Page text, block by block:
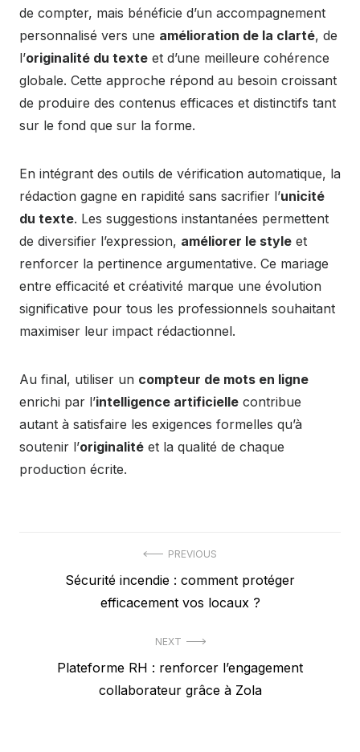
de compter, mais bénéficie d’un accompagnement
personnalisé vers une amélioration de la clarté, de
l’originalité du texte et d’une meilleure cohérence
globale. Cette approche répond au besoin croissant
de produire des contenus efficaces et distinctifs tant
sur le fond que sur la forme.
En intégrant des outils de vérification automatique, la
rédaction gagne en rapidité sans sacrifier l’unicité
du texte. Les suggestions instantanées permettent
de diversifier l’expression, améliorer le style et
renforcer la pertinence argumentative. Ce mariage
entre efficacité et créativité marque une évolution
significative pour tous les professionnels souhaitant
maximiser leur impact rédactionnel.
Au final, utiliser un compteur de mots en ligne
enrichi par l’intelligence artificielle contribue
autant à satisfaire les exigences formelles qu’à
soutenir l’originalité et la qualité de chaque
production écrite.
navigation
PREVIOUS
PreviousSécurité incendie : comment protéger
efficacement vos locaux ?
NEXT
Plateforme RH : renforcer l’engagement
collaborateur grâce à Zola